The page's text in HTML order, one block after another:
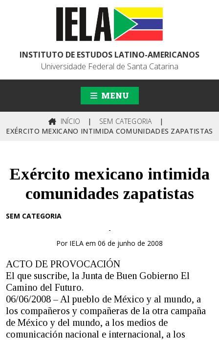
INSTITUTO DE ESTUDOS LATINO-AMERICANOS
Universidade Federal de Santa Catarina
MENU
INÍCIO | SEM CATEGORIA
|
EXÉRCITO MEXICANO INTIMIDA COMUNIDADES ZAPATISTAS
Exército mexicano intimida
comunidades zapatistas
SEM CATEGORIA
-
Por IELA em 06 de junho de 2008
ACTO DE PROVOCACIÓN
El que suscribe, la Junta de Buen Gobierno El
Camino del Futuro.
06/06/2008 – Al pueblo de México y al mundo, a
los compañeros y compañeras de la otra campaña
de México y del mundo, a los medios de
comunicación nacional e internacional, a los